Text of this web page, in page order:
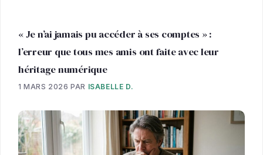
« Je n’ai jamais pu accéder à ses comptes » :
l’erreur que tous mes amis ont faite avec leur
héritage numérique
1 MARS 2026 PAR ISABELLE D.